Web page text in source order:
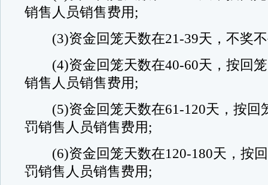
销售人员销售费用;
(3)资金回笼天数在21-39天，不奖
(4)资金回笼天数在40-60天，按回
销售人员销售费用;
(5)资金回笼天数在61-120天，按回
罚销售人员销售费用;
(6)资金回笼天数在120-180天，按
罚销售人员销售费用;